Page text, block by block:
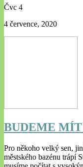
Čvc 4
4 července, 2020
BUDEME
Pro někoho velký sen,
městského bazénu trápí